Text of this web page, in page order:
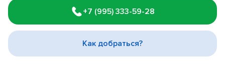
1
of
3
+7 (995) 333-59-28
Как добраться?